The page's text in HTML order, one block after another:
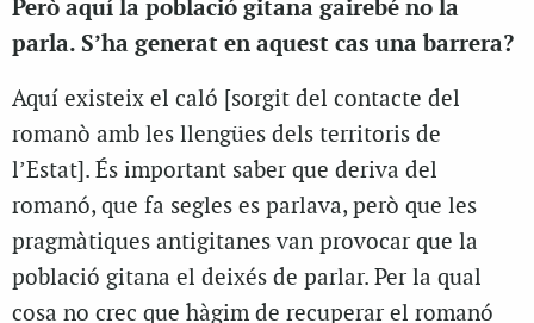
Però aquí la població gitana gairebé no la
parla. S’ha generat en aquest cas una barrera?
Aquí existeix el caló [sorgit del contacte del
romanò amb les llengües dels territoris de
l’Estat]. És important saber que deriva del
romanó, que fa segles es parlava, però que les
pragmàtiques antigitanes van provocar que la
població gitana el deixés de parlar. Per la qual
cosa no crec que hàgim de recuperar el romanó